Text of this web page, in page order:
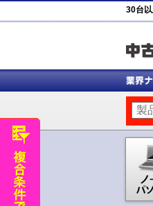
30台